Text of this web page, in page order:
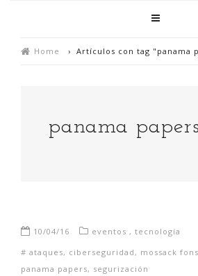
Home › Artículos con tag "panama
panama papers
10/04/16 eventos , tecnología
# ataques, ciberseguridad , mossack
panama papers, segurización